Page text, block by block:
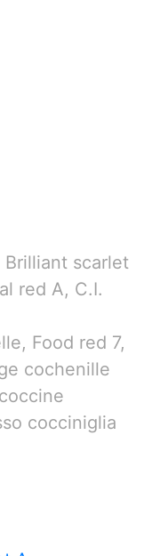
scarlet
red A, C.I.
Food red 7,
cochenille
cocciniglia